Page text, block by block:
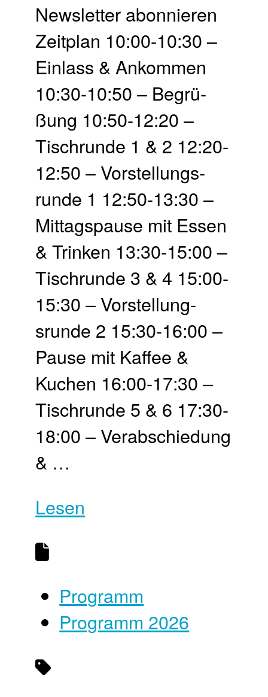
Newsletter abonnieren
Zeit­plan 10:00-10:30 –
Einlass & Ankommen
10:30-10:50 – Begrü­
ßung 10:50-12:20 –
Tisch­runde 1 & 2 12:20-
12:50 – Vor­stellungs­
runde 1 12:50-13:30 –
Mittags­pause mit Essen
& Trinken 13:30-15:00 –
Tisch­runde 3 & 4 15:00-
15:30 – Vor­stellung­
srunde 2 15:30-16:00 –
Pause mit Kaffee &
Kuchen 16:00-17:30 –
Tisch­runde 5 & 6 17:30-
18:00 – Ver­abschie­dung
& …
Lesen
Programm
Programm 2026